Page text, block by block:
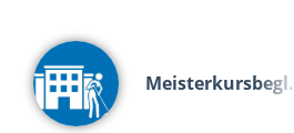
Meisterkursbegl…